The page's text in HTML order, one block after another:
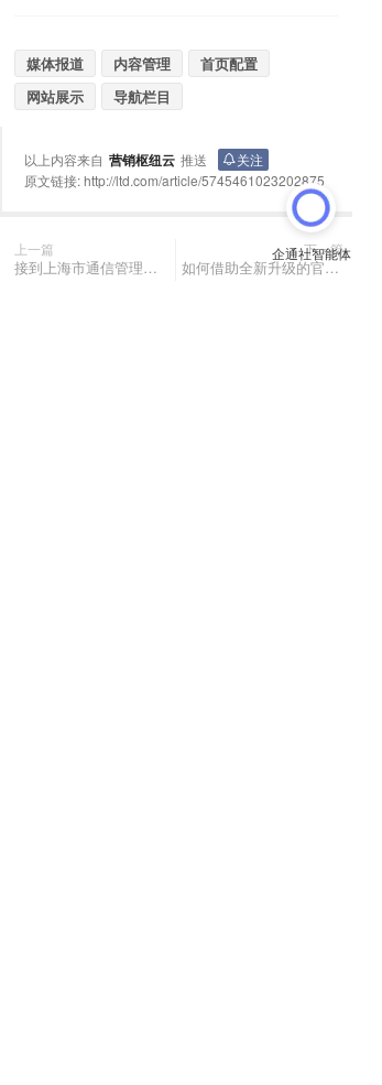
媒体报道 内容管理
首页配置
网站展示
导航栏目
以上内容来自 营销枢纽云 推送
关注
原文链接:http://ltd.com/article/5745461023202875
上一篇
接到上海市通信管理局关于小程序整改的督办通知后应如何应对？
下一篇
如何借助全新升级的官方小程序名片王，轻松打造并高效管理个人电子名片？